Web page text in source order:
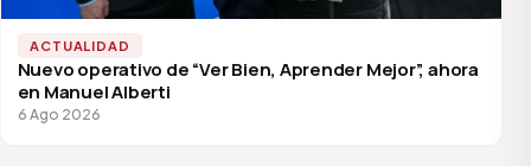
ACTUALIDAD
Nuevo operativo de “Ver Bien, Aprender Mejor”, ahora
en Manuel Alberti
6 Ago 2026